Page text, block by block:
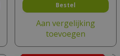
Bestel
Aan vergelijking
toevoegen